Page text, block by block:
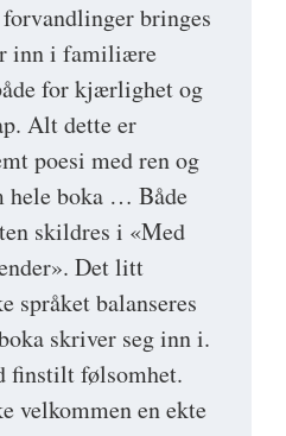
bringes
inn i familiære
for kjærlighet og
Alt dette er
poesi med ren og
hele boka … Både
skildres i «Med
Det litt
språket balanseres
skriver seg inn i.
finstilt følsomhet.
velkommen en ekte